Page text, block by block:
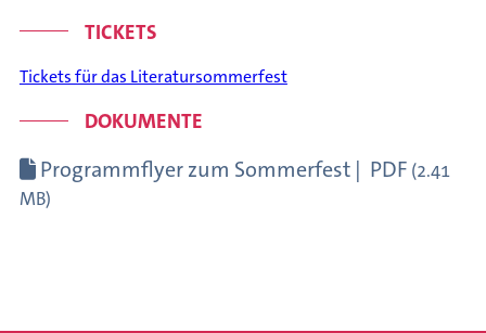
TICKETS
Tickets für das Literatursommerfest
DOKUMENTE
Programmflyer zum Sommerfest| PDF (2.41
MB)